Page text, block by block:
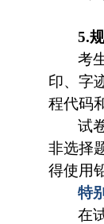
5.
考
印、字
程代码
试
非选择
得使用
特
在